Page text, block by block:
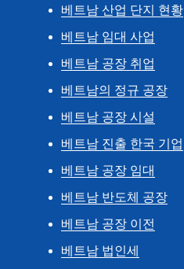
베트남 산업 단지 현황
베트남 임대 사업
베트남 공장 취업
베트남의 정규 공장
베트남 공장 시설
베트남 진출 한국 기업
베트남 공장 임대
베트남 반도체 공장
베트남 공장 이전
베트남 법인세